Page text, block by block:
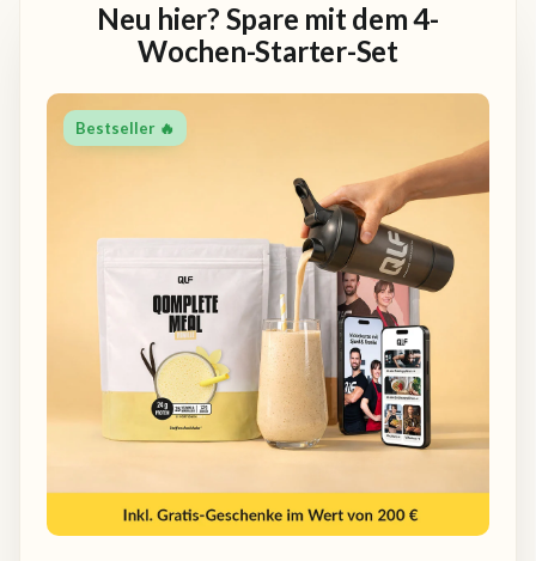
Neu hier? Spare mit dem 4-
Wochen-Starter-Set
Bestseller 🔥